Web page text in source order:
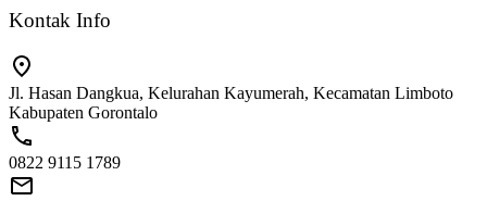
Kontak Info
Jl. Hasan Dangkua, Kelurahan Kayumerah, Kecamatan Limboto
Kabupaten Gorontalo
0822 9115 1789